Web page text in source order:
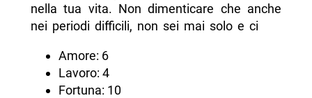
nella tua vita. Non dimenticare che anche
nei periodi difficili, non sei mai solo e ci
Amore: 6
Lavoro: 4
Fortuna: 10